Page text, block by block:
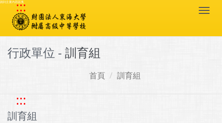
跳到主要內容區塊
:::
行政單位 - 訓育組
首頁 訓育組
:::
訓育組